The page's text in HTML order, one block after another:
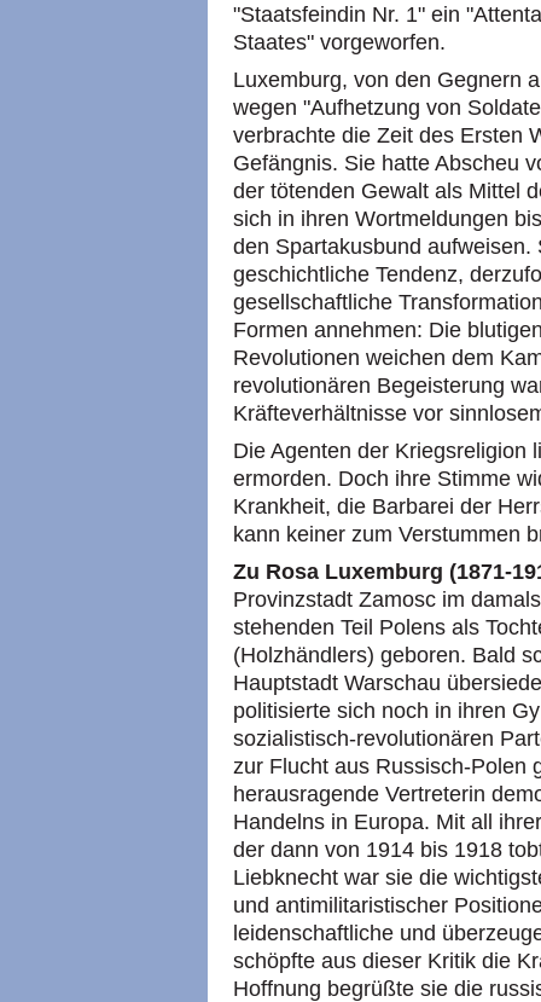
"Staatsfeindin Nr. 1" ein
Staates" vorgeworfen.
Luxemburg, von den Gegnern
wegen "Aufhetzung von
verbrachte die Zeit des Ersten
Gefängnis. Sie hatte Abscheu
der tötenden Gewalt als Mittel
sich in ihren Wortmeldungen
den Spartakusbund
geschichtliche Tendenz,
gesellschaftliche
Formen annehmen: Die
Revolutionen weichen dem
revolutionären Begeisterung
Kräfteverhältnisse vor
Die Agenten der Kriegsreligion
ermorden. Doch ihre Stimme
Krankheit, die Barbarei der
kann keiner zum Verstummen
Zu Rosa Luxemburg (1871-
Provinzstadt Zamosc im
stehenden Teil Polens als
(Holzhändlers) geboren. Bald
Hauptstadt Warschau
politisierte sich noch in ihren
sozialistisch-revolutionären
zur Flucht aus Russisch-Polen
herausragende Vertreterin
Handelns in Europa. Mit all
der dann von 1914 bis 1918
Liebknecht war sie die
und antimilitaristischer
leidenschaftliche und
schöpfte aus dieser Kritik die
Hoffnung begrüßte sie die